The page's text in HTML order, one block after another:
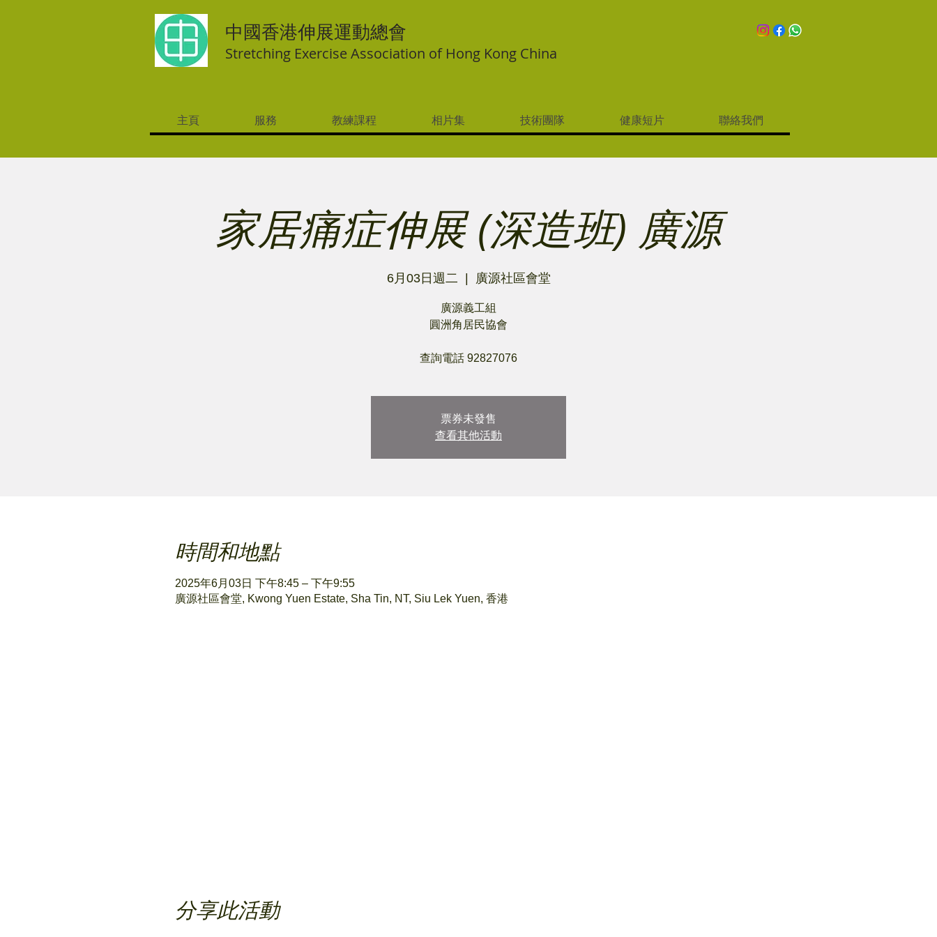
中國香港伸展運動總會
Stretching Exercise Association of Hong Kong China
主頁 服務 教練課程 相片集 技術團隊 健康短片 聯絡我們
家居痛症伸展 (深造班) 廣源
6月03日週二 廣源社區會堂
廣源義工組
圓洲角居民協會
查詢電話 92827076
票券未發售
查看其他活動
時間和地點
2025年6月03日 下午8:45 – 下午9:55
廣源社區會堂, Kwong Yuen Estate, Sha Tin, NT, Siu Lek Yuen, 香港
分享此活動